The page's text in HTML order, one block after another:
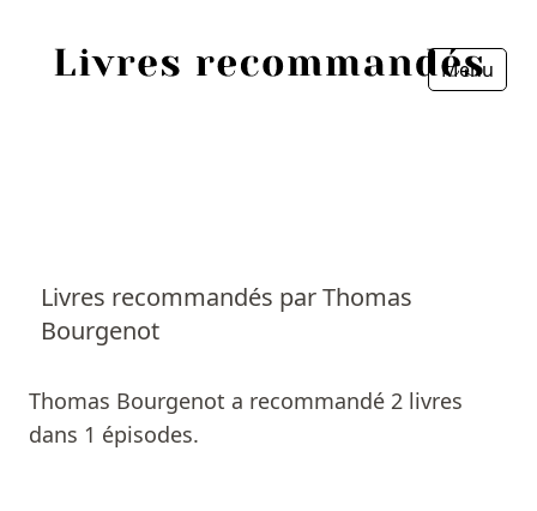
Menu
Livres recommandés par Thomas
Bourgenot
Thomas Bourgenot a recommandé 2 livres
dans 1 épisodes.
Personnes
Livres
Fermer